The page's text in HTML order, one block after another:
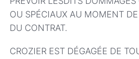
OU SPÉCIAUX AU MOMENT
DU CONTRAT.
CROZIER EST DÉGAGÉE DE